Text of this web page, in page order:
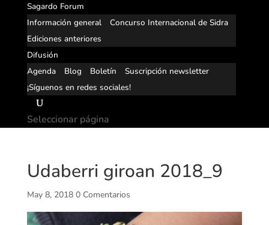
Sagardo Forum
Información general
Concurso Internacional de Sidra
Ediciones anteriores
Difusión
Agenda
Blog Boletín
Suscripción newsletter
¡Síguenos en redes sociales!
Seleccionar página
Udaberri giroan 2018_9
May 8, 2018 0 Comentarios